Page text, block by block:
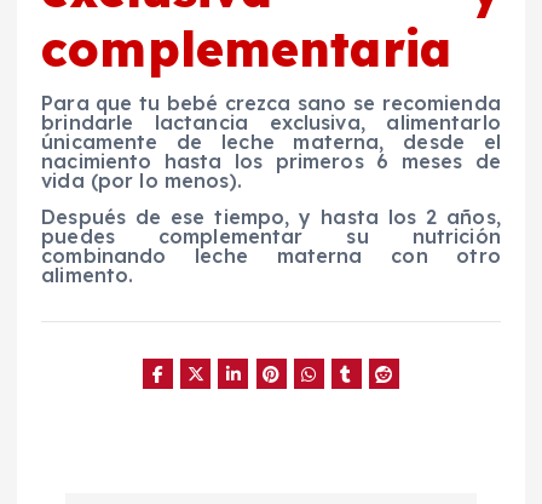
complementaria
Para que tu bebé crezca sano se recomienda
brindarle lactancia exclusiva, alimentarlo
únicamente de leche materna, desde el
nacimiento hasta los primeros 6 meses de
vida (por lo menos).
Después de ese tiempo, y hasta los 2 años,
puedes complementar su nutrición
combinando leche materna con otro
alimento.